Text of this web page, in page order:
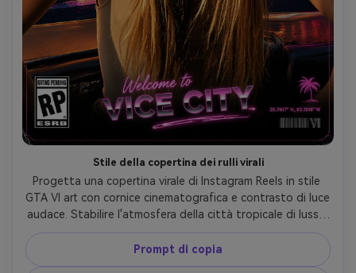
Stile della copertina dei rulli virali
Progetta una copertina virale di Instagram Reels in stile
GTA VI art con cornice cinematografica e contrasto di luce
audace. Stabilire l'atmosfera della città tropicale di lusso
attraverso la forte composizione grafica utilizzando la
tavolozza neon rosa-arancione. Fornisci un'estetica
moderna di marketing di gioco con dettagli ultra nitidi
Prompt di copia